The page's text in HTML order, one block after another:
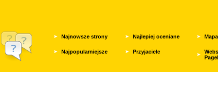
Najnowsze strony Najlepiej oceniane
Najpopularniejsze Przyjaciele